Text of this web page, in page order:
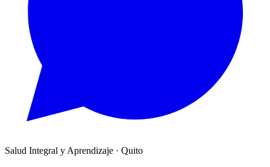
Salud Integral y Aprendizaje · Quito